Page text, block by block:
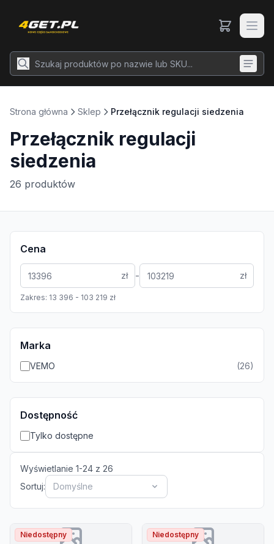
Strona główna Sklep Przełącznik regulacji siedzenia
Przełącznik regulacji
siedzenia
26 produktów
Cena
zł - zł
Zakres: 13 396 - 103 219 zł
Marka
VEMO (26)
Dostępność
Tylko dostępne
Wyświetlanie 1-24 z 26
Sortuj:
Domyślne
Niedostępny Niedostępny